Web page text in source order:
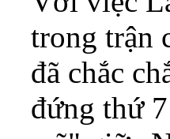
trong trận
đã chắc
đứng thứ